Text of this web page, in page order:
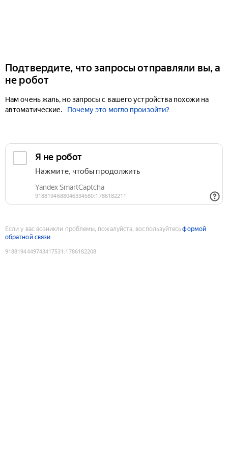
Подтвердите, что запросы отправляли вы, а
не робот
Нам очень жаль, но запросы с вашего устройства похожи на
автоматические.
Почему это могло произойти?
Если у вас возникли проблемы, пожалуйста, воспользуйтесьформой
обратной связи
9188194449743417531 :1786182208